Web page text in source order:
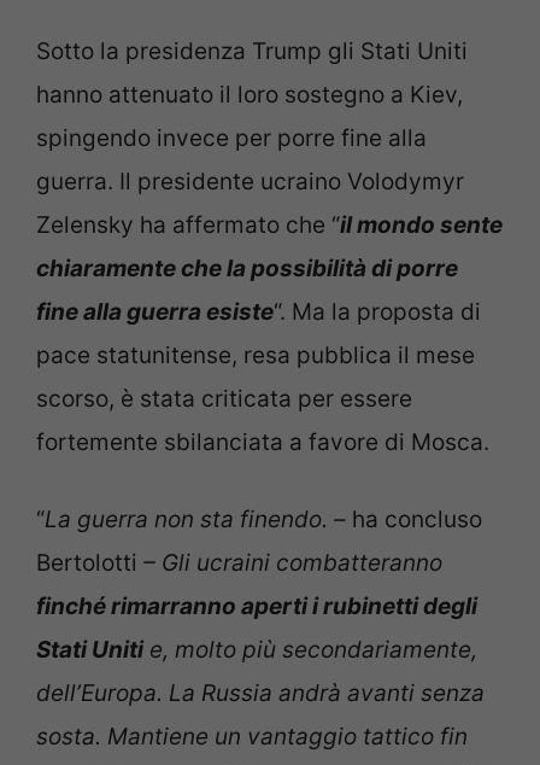
Sotto la presidenza Trump gli Stati Uniti
hanno attenuato il loro sostegno a Kiev,
spingendo invece per porre fine alla
guerra. Il presidente ucraino Volodymyr
Zelensky ha affermato che “il mondo sente
chiaramente che la possibilità di porre
fine alla guerra esiste“. Ma la proposta di
pace statunitense, resa pubblica il mese
scorso, è stata criticata per essere
fortemente sbilanciata a favore di Mosca.
“La guerra non sta finendo. – ha concluso
Bertolotti – Gli ucraini combatteranno
finché rimarranno aperti i rubinetti degli
Stati Unitie, molto più secondariamente,
dell’Europa. La Russia andrà avanti senza
sosta. Mantiene un vantaggio tattico fin